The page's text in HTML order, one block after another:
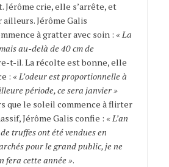
Jérôme crie, elle s’arrête, et
Jérôme Galis
à gratter avec soin : « La
au-delà de 40 cm de
t-il. La récolte est bonne, elle
: « L’odeur est proportionnelle à
période, ce sera janvier »
que le soleil commence à flirter
Jérôme Galis confie : « L’an
truffes ont été vendues en
pour le grand public, je ne
fera cette année ».